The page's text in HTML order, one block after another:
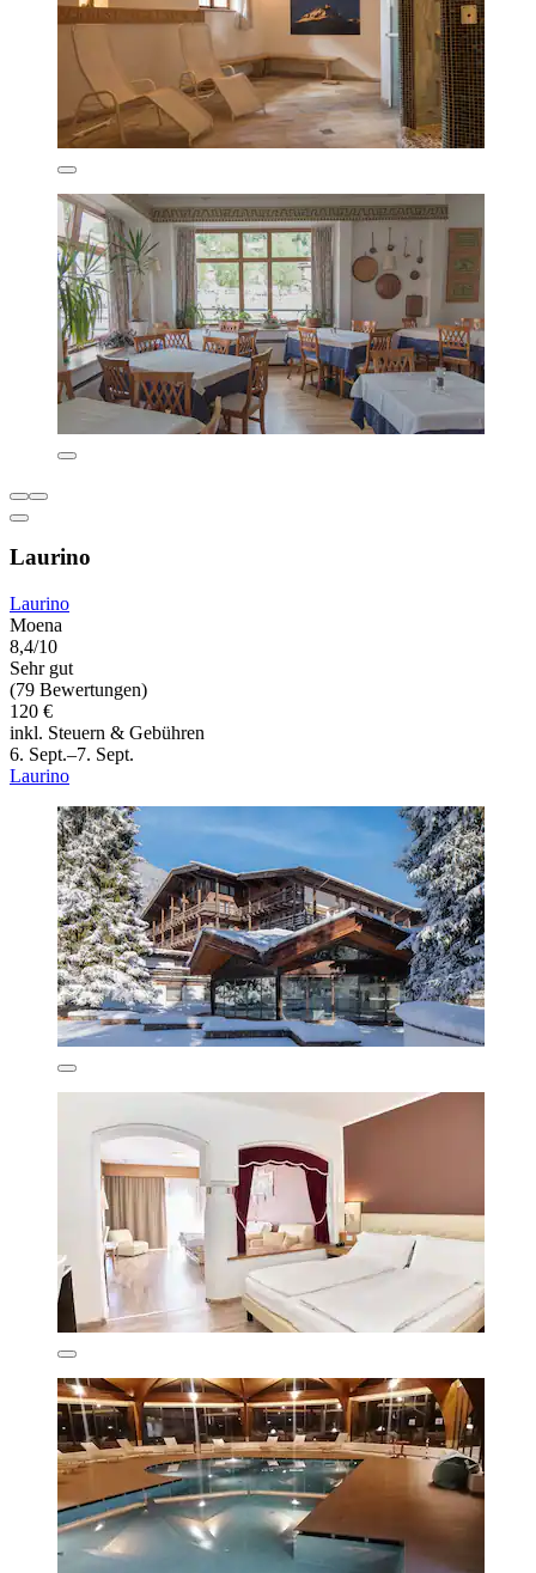
Laurino
Laurino
Moena
8,4/10
Sehr gut
(79 Bewertungen)
120 €
inkl. Steuern & Gebühren
6. Sept.–7. Sept.
Laurino